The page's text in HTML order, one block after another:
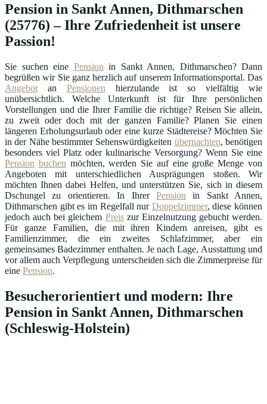
Pension in Sankt Annen, Dithmarschen
(25776) – Ihre Zufriedenheit ist unsere
Passion!
Sie suchen eine Pension in Sankt Annen, Dithmarschen? Dann
begrüßen wir Sie ganz herzlich auf unserem Informationsportal. Das
Angebot an Pensionen hierzulande ist so vielfältig wie
unübersichtlich. Welche Unterkunft ist für Ihre persönlichen
Vorstellungen und die Ihrer Familie die richtige? Reisen Sie allein,
zu zweit oder doch mit der ganzen Familie? Planen Sie einen
längeren Erholungsurlaub oder eine kurze Städtereise? Möchten Sie
in der Nähe bestimmter Sehenswürdigkeiten übernachten, benötigen
besonders viel Platz oder kulinarische Versorgung? Wenn Sie eine
Pension buchen möchten, werden Sie auf eine große Menge von
Angeboten mit unterschiedlichen Ausprägungen stoßen. Wir
möchten Ihnen dabei Helfen, und unterstützen Sie, sich in diesem
Dschungel zu orientieren. In Ihrer Pension in Sankt Annen,
Dithmarschen gibt es im Regelfall nur Doppelzimmer, diese können
jedoch auch bei gleichem Preiszur Einzelnutzung gebucht werden.
Für ganze Familien, die mit ihren Kindern anreisen, gibt es
Familienzimmer, die ein zweites Schlafzimmer, aber ein
gemeinsames Badezimmer enthalten. Je nach Lage, Ausstattung und
vor allem auch Verpflegung unterscheiden sich die Zimmerpreise für
eine Pension.
Besucherorientiert und modern: Ihre
Pension in Sankt Annen, Dithmarschen
(Schleswig-Holstein)